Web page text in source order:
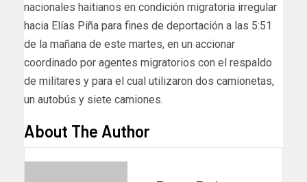
nacionales haitianos en condición migratoria irregular
hacia Elías Piña para fines de deportación a las 5:51
de la mañana de este martes, en un accionar
coordinado por agentes migratorios con el respaldo
de militares y para el cual utilizaron dos camionetas,
un autobús y siete camiones.
About The Author